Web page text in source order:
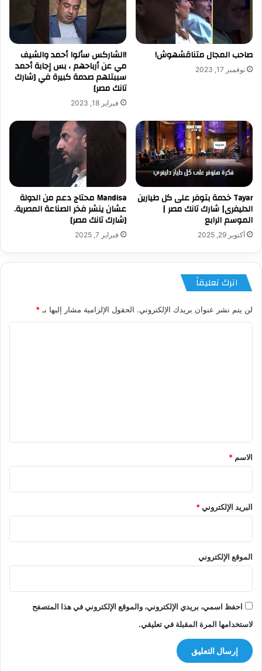
صاحب المجال متناقشهوش!
نوفمبر 17, 2023
!الشاركس سألوا أحمد والشيف
مي عن أرباحهم ، بس إجابة أحمد
سببتلهم صدمة كبيرة في [شارك
تانك مصر]
فبراير 18, 2023
Tayar خدمة بتوفر على كل طيارين
الدليفرى| شارك تانك مصر |
الموسم الرابع
أكتوبر 29, 2025
‏Mandisa محتاج دعم من الدولة
عشان ينشر فخر الصناعة المصرية.
[شارك تانك مصر]
فبراير 7, 2025
اترك تعليقاً
لن يتم نشر عنوان بريدك الإلكتروني. الحقول الإلزامية مشار إليها بـ *
*
الاسم *
البريد الإلكتروني*
الموقع الإلكتروني
احفظ اسمي، بريدي الإلكتروني، والموقع الإلكتروني في هذا المتصفح
لاستخدامها المرة المقبلة في تعليقي.